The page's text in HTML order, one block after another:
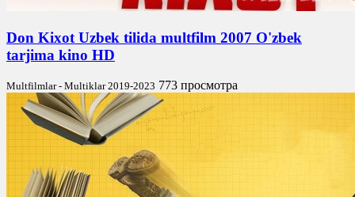
Don Kixot Uzbek tilida multfilm 2007 O'zbek
tarjima kino HD
Multfilmlar - Multiklar 2019-2023 773 просмотра